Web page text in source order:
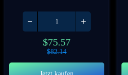
$75.57
$82.14
Jetzt kaufen